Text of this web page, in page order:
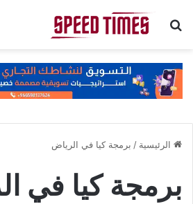
بحث عن
الرئيسية / برمجة كيا في الرياض
برمجة كيا في